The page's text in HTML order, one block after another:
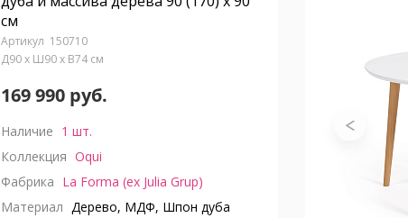
см
150710
Д90 x Ш90 x В74 см
169 990 руб.
Наличие 1 шт.
Коллекция Oqui
Фабрика La Forma (ex Julia Grup)
Материал Дерево, МДФ, Шпон дуба